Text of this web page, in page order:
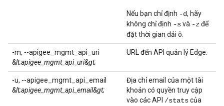
Nếu bạn chỉ định -d, hãy
không chỉ định -svà -zđể
đặt thời gian dải ô.
-m, --apigee_mgmt_api_uri
&lt;apigee_mgmt_api_uri&gt;
URL đến API quản lý Edge.
-u, --apigee_mgmt_api_email
&lt;apigee_mgmt_api_email&gt;
Địa chỉ email của một tài
khoản có quyền truy cập
vào các API /statscủa